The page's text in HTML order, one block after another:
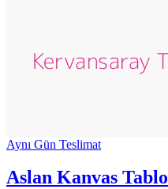
Aynı Gün Teslimat
Aslan Kanvas Tablo